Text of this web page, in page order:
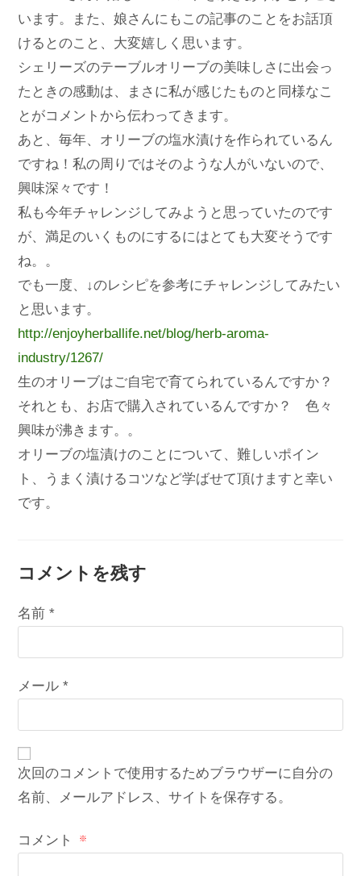
います。また、娘さんにもこの記事のことをお話頂
けるとのこと、大変嬉しく思います。
シェリーズのテーブルオリーブの美味しさに出会っ
たときの感動は、まさに私が感じたものと同様なこ
とがコメントから伝わってきます。
あと、毎年、オリーブの塩水漬けを作られているん
ですね！私の周りではそのような人がいないので、
興味深々です！
私も今年チャレンジしてみようと思っていたのです
が、満足のいくものにするにはとても大変そうです
ね。。
でも一度、↓のレシピを参考にチャレンジしてみたい
と思います。
http://enjoyherballife.net/blog/herb-aroma-
industry/1267/
生のオリーブはご自宅で育てられているんですか？
それとも、お店で購入されているんですか？ 色々
興味が沸きます。。
オリーブの塩漬けのことについて、難しいポイン
ト、うまく漬けるコツなど学ばせて頂けますと幸い
です。
名前 (必須)メールアドレス (必須)サイト
コメントを残す
名前*
メール*
次回のコメントで使用するためブラウザーに自分の
名前、メールアドレス、サイトを保存する。
コメント ※